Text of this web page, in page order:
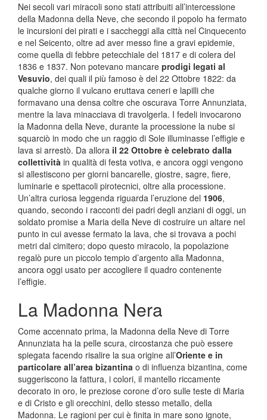
Nei secoli vari miracoli sono stati attribuiti all’intercessione
della Madonna della Neve, che secondo il popolo ha fermato
le incursioni dei pirati e i saccheggi alla città nel Cinquecento
e nel Seicento, oltre ad aver messo fine a gravi epidemie,
come quella di febbre petecchiale del 1817 e di colera del
1836 e 1837. Non potevano mancare prodigi legati al
Vesuvio, dei quali il più famoso è del 22 Ottobre 1822: da
qualche giorno il vulcano eruttava ceneri e lapilli che
formavano una densa coltre che oscurava Torre Annunziata,
mentre la lava minacciava di travolgerla. I fedeli invocarono
la Madonna della Neve, durante la processione la nube si
squarciò in modo che un raggio di Sole illuminasse l’effigie e
lava si arrestò. Da allora il 22 Ottobre è celebrato dalla
collettività in qualità di festa votiva, e ancora oggi vengono
si allestiscono per giorni bancarelle, giostre, sagre, fiere,
luminarie e spettacoli pirotecnici, oltre alla processione.
Un’altra curiosa leggenda riguarda l’eruzione del 1906,
quando, secondo i racconti dei padri degli anziani di oggi, un
soldato promise a Maria della Neve di costruire un altare nel
punto in cui avesse fermato la lava, che si trovava a pochi
metri dal cimitero; dopo questo miracolo, la popolazione
regalò pure un piccolo tempio d’argento alla Madonna,
ancora oggi usato per accogliere il quadro contenente
l’effigie.
La Madonna Nera
Come accennato prima, la Madonna della Neve di Torre
Annunziata ha la pelle scura, circostanza che può essere
spiegata facendo risalire la sua origine all’Oriente e in
particolare all’area bizantina o di influenza bizantina, come
suggeriscono la fattura, i colori, il mantello riccamente
decorato in oro, le preziose corone d’oro sulle teste di Maria
e di Cristo e gli orecchini, dello stesso metallo, della
Madonna. Le ragioni per cui è finita in mare sono ignote,